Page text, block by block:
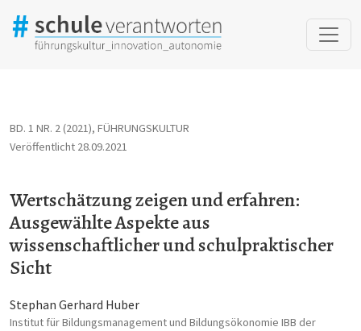
BD. 1 NR. 2 (2021), FÜHRUNGSKULTUR
Wertschätzung zeigen und erfahren:
Ausgewählte Aspekte aus
wissenschaftlicher und schulpraktischer
Sicht
Veröffentlicht 28.09.2021
Stephan Gerhard Huber
Institut für Bildungsmanagement und Bildungsökonomie IBB der